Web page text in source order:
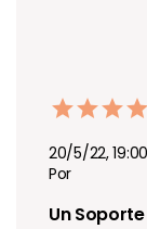
20/5/22, 19:00
Por
Un